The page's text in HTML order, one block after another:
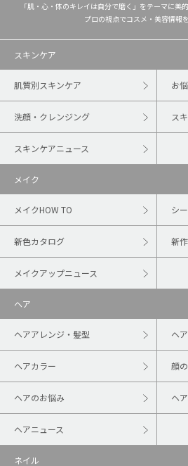
「肌・心・体のキレイは自分で磨く」をテーマに美
プロの視点でコスメ・美容情報
スキンケア
肌質別スキンケア お
洗顔・クレンジング ス
スキンケアニュース
メイク
メイクHOW TO シ
新色カタログ 新
メイクアップニュース
ヘア
ヘアアレンジ・髪型 ヘ
ヘアカラー 顔
ヘアのお悩み ヘ
ヘアニュース
ネイル